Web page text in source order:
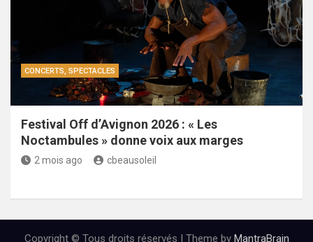
CONCERTS, SPECTACLES
Festival Off d’Avignon 2026 : « Les
Noctambules » donne voix aux marges
2 mois ago cbeausoleil
Copyright © Tous droits réservés | Theme by MantraBrain